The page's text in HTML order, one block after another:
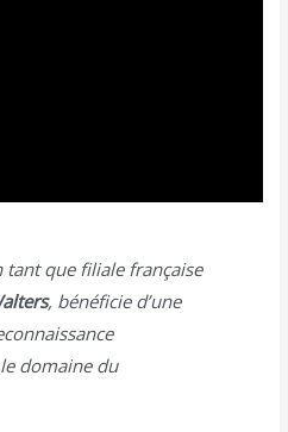
tant que filiale française
, bénéficie d’une
domaine du